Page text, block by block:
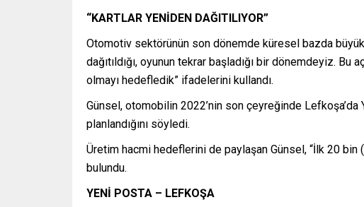
“KARTLAR YENİDEN DAĞITILIYOR”
Otomotiv sektörünün son dönemde küresel bazda
dağıtıldığı, oyunun tekrar başladığı bir dönemdeyiz.
olmayı hedefledik” ifadelerini kullandı.
Günsel, otomobilin 2022’nin son çeyreğinde
planlandığını söyledi.
Üretim hacmi hedeflerini de paylaşan Günsel, “İlk 20
bulundu.
YENİ POSTA – LEFKOŞA